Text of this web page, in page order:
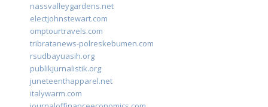
nassvalleygardens.net
electjohnstewart.com
omptourtravels.com
tribratanews-polreskebumen.com
rsudbayuasih.org
publikjurnalistik.org
juneteenthapparel.net
italywarm.com